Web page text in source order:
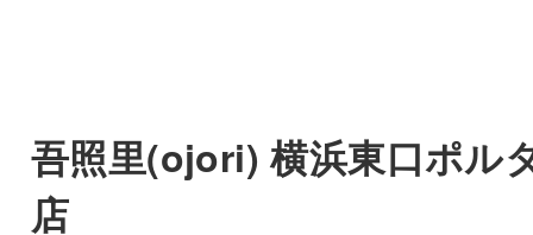
吾照里(ojori) 横浜東口ポル
店